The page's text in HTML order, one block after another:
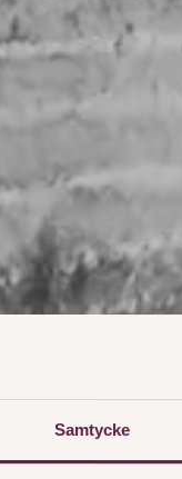
Samtycke